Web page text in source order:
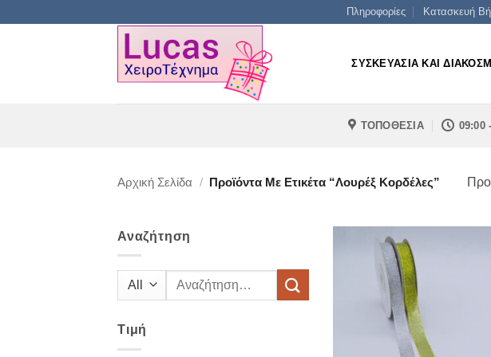
Πληροφορίες Κατασκευή
ΣΥΣΚΕΥΑΣΙΑ ΚΑΙ
ΤΟΠΟΘΕΣΙΑ 09:00
Αρχική Σελίδα / Προϊόντα Με Ετικέτα “λουρέξ Κορδέλες”
Αναζήτηση
Αναζήτηση
Τιμή